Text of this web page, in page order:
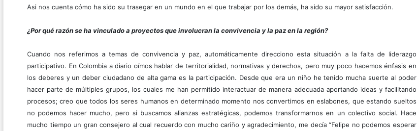
Asi nos cuenta cómo ha sido su trasegar en un mundo en el que trabajar por los demás, ha sido su mayor satisfacción.
¿Por qué razón se ha vinculado a proyectos que involucran la convivencia y la paz en la región?
Cuando nos referimos a temas de convivencia y paz, automáticamente direcciono esta situación a la falta de liderazgo
participativo. En Colombia a diario oímos hablar de territorialidad, normativas y derechos, pero muy poco hacemos énfasis en
los deberes y un deber ciudadano de alta gama es la participación. Desde que era un niño he tenido mucha suerte al poder
hacer parte de múltiples grupos, los cuales me han permitido interactuar de manera adecuada aportando ideas y facilitando
procesos; creo que todos los seres humanos en determinado momento nos convertimos en eslabones, que estando sueltos
no podemos hacer mucho, pero si buscamos alianzas estratégicas, podemos transformarnos en un colectivo social. Hace
mucho tiempo un gran consejero al cual recuerdo con mucho cariño y agradecimiento, me decía “Felipe no podemos esperar